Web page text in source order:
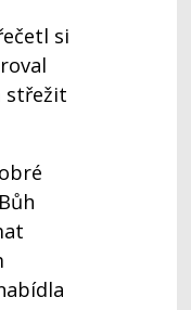
si
střežit